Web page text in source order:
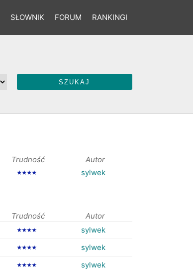
SŁOWNIK FORUM RANKINGI
Trudność Autor
★★★★ sylwek
Trudność Autor
★★★★ sylwek
★★★★ sylwek
★★★★ sylwek